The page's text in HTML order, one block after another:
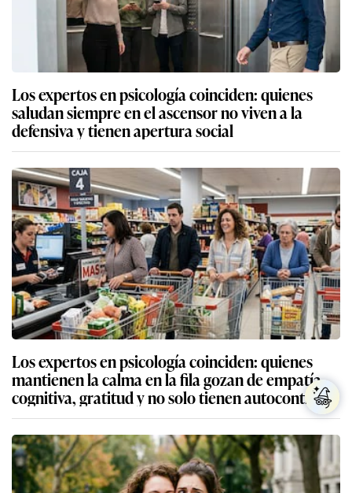
Los expertos en psicología coinciden: quienes
saludan siempre en el ascensor no viven a la
defensiva y tienen apertura social
Los expertos en psicología coinciden: quienes
mantienen la calma en la fila gozan de empatía
cognitiva, gratitud y no solo tienen autocontrol